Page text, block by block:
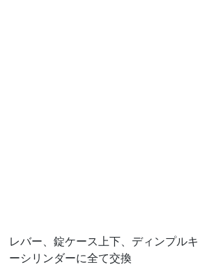
レバー、錠ケース上下、ディンプルキ
ーシリンダーに全て交換